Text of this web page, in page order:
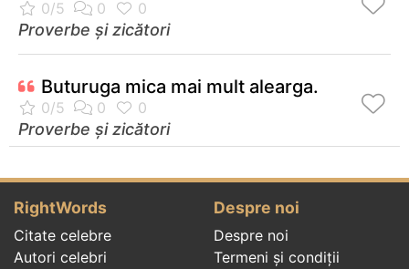
Proverbe și zicători
Buturuga mica mai mult alearga.
Proverbe și zicători
RightWords
Citate celebre
Autori celebri
Despre noi
Despre noi
Termeni și condiții